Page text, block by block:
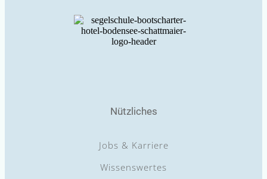
Nützliches
Jobs & Karriere
Wissenswertes